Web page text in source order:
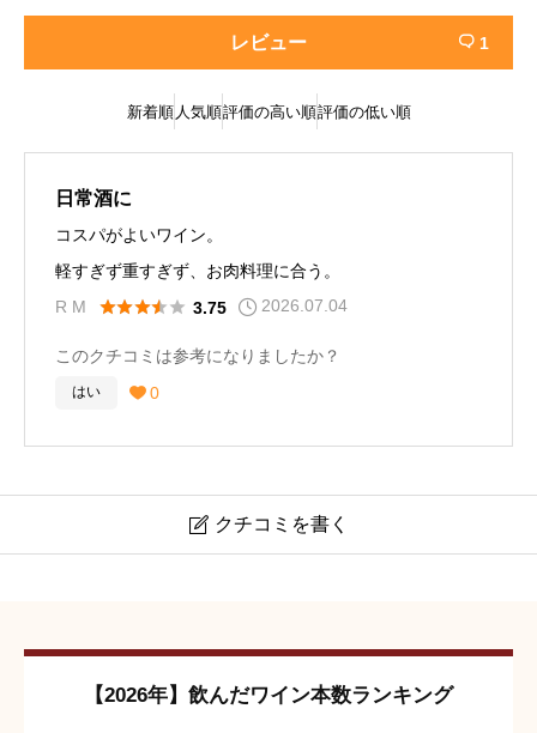
レビュー  1
新着順 人気順評価の高い順評価の低い順
日常酒に
コスパがよいワイン。
軽すぎず重すぎず、お肉料理に合う。
R M
 3.75 2026.07.04
このクチコミは参考になりましたか？
はい  0
 クチコミを書く
【2026年】飲んだワイン本数ランキング